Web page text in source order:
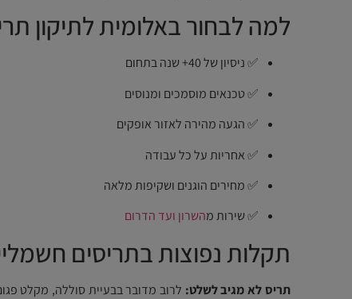
למה לבחור באלומית לתיקון
✅ ניסיון של 40+ שנה בתחום
✅ טכנאים מוסמכים ומנוסים
✅ הגעה מהירה לאזור אופקים
✅ אחריות על כל עבודה
✅ מחירים הוגנים ושקיפות מלאה
✅ שירות מהשרון ועד הדרום
תקלות נפוצות בתריסים
תריס לא מגיב לשלט: לרוב מדובר בבעיית סוללה, מקלט